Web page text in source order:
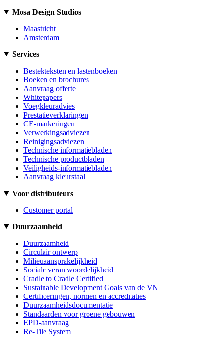
Mosa Design Studios
Maastricht
Amsterdam
Services
Bestekteksten en lastenboeken
Boeken en brochures
Aanvraag offerte
Whitepapers
Voegkleuradvies
Prestatieverklaringen
CE-markeringen
Verwerkingsadviezen
Reinigingsadviezen
Technische informatiebladen
Technische productbladen
Veiligheids-informatiebladen
Aanvraag kleurstaal
Voor distributeurs
Customer portal
Duurzaamheid
Duurzaamheid
Circulair ontwerp
Milieuaansprakelijkheid
Sociale verantwoordelijkheid
Cradle to Cradle Certified
Sustainable Development Goals van de VN
Certificeringen, normen en accreditaties
Duurzaamheidsdocumentatie
Standaarden voor groene gebouwen
EPD-aanvraag
Re-Tile System